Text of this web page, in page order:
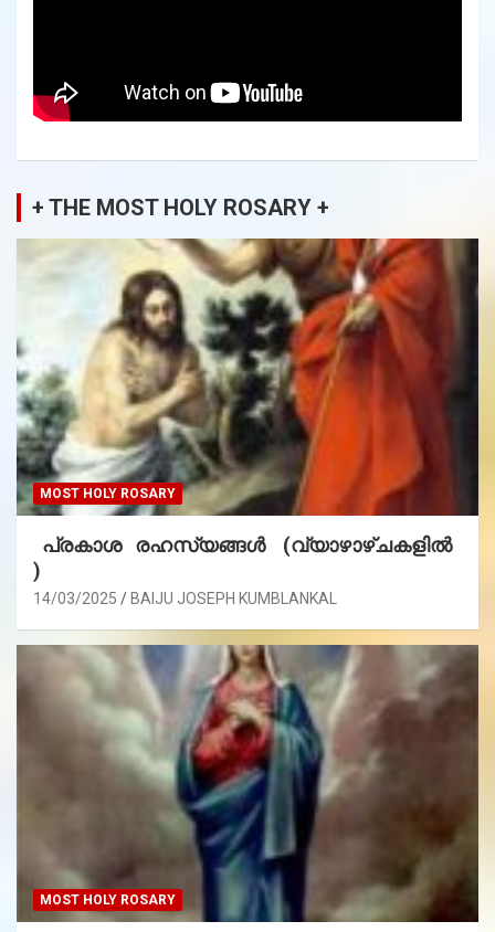
+ THE MOST HOLY ROSARY +
MOST HOLY ROSARY
പ്രകാശ രഹസ്യങ്ങൾ (വ്യാഴാഴ്ചകളിൽ
)
14/03/2025 BAIJU JOSEPH KUMBLANKAL
MOST HOLY ROSARY